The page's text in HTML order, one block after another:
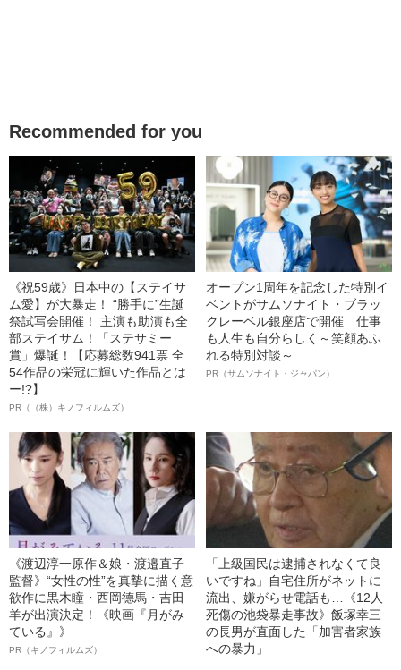
Recommended for you
《祝59歳》日本中の【ステイサ
ム愛】が大暴走！ “勝手に”生誕
祭試写会開催！ 主演も助演も全
部ステイサム！「ステサミー
賞」爆誕！【応募総数941票 全
54作品の栄冠に輝いた作品とは
ー!?】
PR（（株）キノフィルムズ）
オープン1周年を記念した特別イ
ベントがサムソナイト・ブラッ
クレーベル銀座店で開催 仕事
も人生も自分らしく～笑顔あふ
れる特別対談～
PR（サムソナイト・ジャパン）
《渡辺淳一原作＆娘・渡邉直子
監督》“女性の性”を真摯に描く意
欲作に黒木瞳・西岡德馬・吉田
羊が出演決定！《映画『月がみ
ている』》
PR（キノフィルムズ）
「上級国民は逮捕されなくて良
いですね」自宅住所がネットに
流出、嫌がらせ電話も…《12人
死傷の池袋暴走事故》飯塚幸三
の長男が直面した「加害者家族
への暴力」